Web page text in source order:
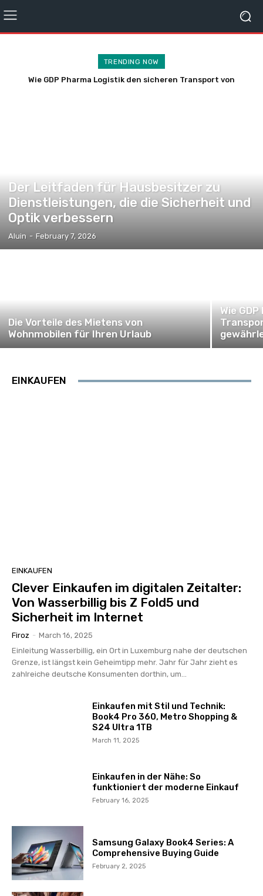
TRENDING NOW
Wie GDP Pharma Logistik den sicheren Transport von
Der Leitfaden für Hausbesitzer zu
Dienstleistungen, die die Sicherheit und
Optik verbessern
Aluin - February 7, 2026
Die Vorteile des Mietens von
Wohnmobilen für Ihren Urlaub
Wie
EINKAUFEN
EINKAUFEN
Clever Einkaufen im digitalen Zeitalter:
Von Wasserbillig bis Z Fold5 und
Sicherheit im Internet
Firoz - March 16, 2025
Einleitung Wasserbillig, ein Ort in Luxemburg nahe der deutschen
Grenze, ist längst kein Geheimtipp mehr. Jahr für Jahr zieht es
zahlreiche deutsche Konsumenten dorthin, um...
Einkaufen mit Stil und Technik:
Book4 Pro 360, Metro Shopping &
S24 Ultra 1TB
March 11, 2025
Einkaufen in der Nähe: So
funktioniert der moderne Einkauf
February 16, 2025
Samsung Galaxy Book4 Series: A
Comprehensive Buying Guide
February 2, 2025